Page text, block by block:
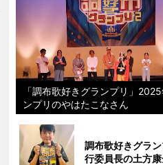
「調布歌好きグランプリ」
ンプリのやはたこなさん
調布歌好きグラ
行委員長の土方